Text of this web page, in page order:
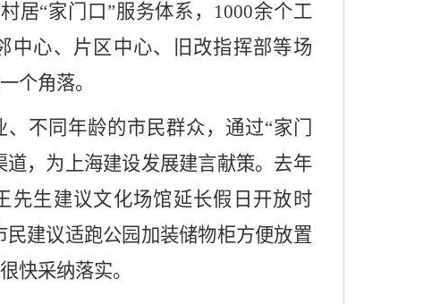
居“家门口”服务体系，1000余个工
中心、片区中心、旧改指挥部等场
个角落。
不同年龄的市民群众，通过“家门
道，为上海建设发展建言献策。去年
先生建议文化场馆延长假日开放时
建议适跑公园加装储物柜方便放置
快采纳落实。